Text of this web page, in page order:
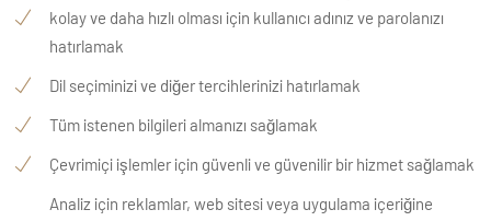
kolay ve daha hızlı olması için kullanıcı adınız ve parolanızı
hatırlamak
Dil seçiminizi ve diğer tercihlerinizi hatırlamak
Tüm istenen bilgileri almanızı sağlamak
Çevrimiçi işlemler için güvenli ve güvenilir bir hizmet sağlamak
Analiz için reklamlar, web sitesi veya uygulama içeriğine